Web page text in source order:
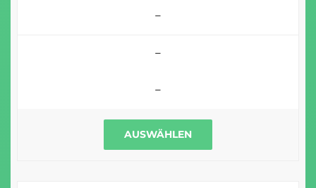
–
–
–
AUSWÄHLEN